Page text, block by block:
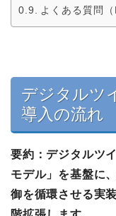
よくある質問（
デジタルツ
導入の流れ
要約： デジタルツ
モデル」を基盤に
御を循環させる実